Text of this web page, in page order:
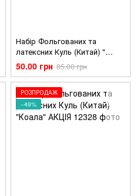
Набір Фольгованих та
латексних Куль (Китай) "
Зебра" АКЦІЯ
50.00 грн 85.00 грн
РОЗПРОДАЖ
−49%